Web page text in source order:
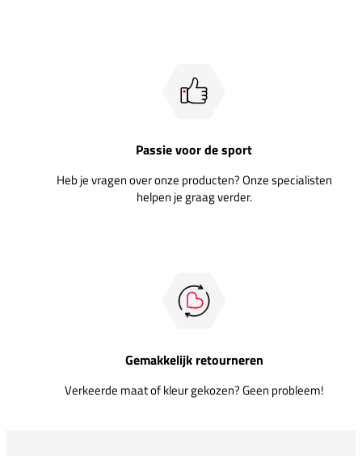
Passie voor de sport
Heb je vragen over onze producten? Onze specialisten
helpen je graag verder.
Gemakkelijk retourneren
Verkeerde maat of kleur gekozen? Geen probleem!